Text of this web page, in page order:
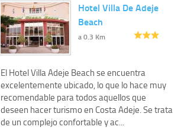
Hotel Villa De Adeje
Beach
a 0.3 Km
El Hotel Villa Adeje Beach se encuentra
excelentemente ubicado, lo que lo hace muy
recomendable para todos aquellos que
deseen hacer turismo en Costa Adeje. Se trata
de un complejo confortable y ac...